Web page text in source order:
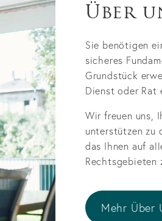
Über
Sie benötigen
sicheres
Grundstück
Dienst oder Rat
Wir freuen uns,
unterstützen zu
das Ihnen auf
Rechtsgebieten
Mehr Über